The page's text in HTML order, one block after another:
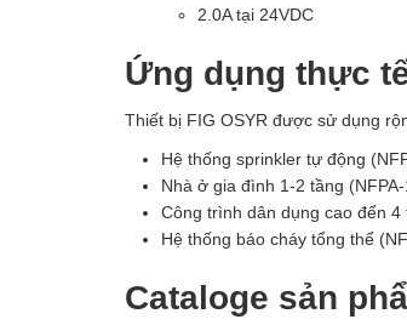
2.0A tại 24VDC
Ứng dụng thực
Thiết bị FIG OSYR được sử dụng
Hệ thống sprinkler tự động
Nhà ở gia đình 1-2 tầng (NFPA-
Công trình dân dụng cao đến 4
Hệ thống báo cháy tổng thể
Cataloge sản